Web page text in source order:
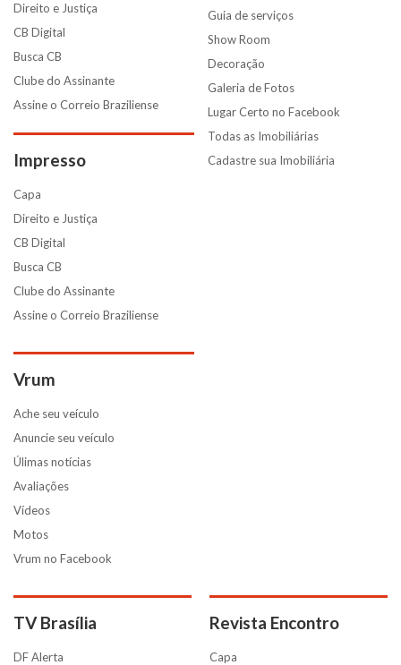
Direito e Justiça
CB Digital
Busca CB
Clube do Assinante
Assine o Correio Braziliense
Impresso
Capa
Direito e Justiça
CB Digital
Busca CB
Clube do Assinante
Assine o Correio Braziliense
Guia de serviços
Show Room
Decoração
Galeria de Fotos
Lugar Certo no Facebook
Todas as Imobiliárias
Cadastre sua Imobiliária
Vrum
Ache seu veículo
Anuncie seu veículo
Úlimas notícias
Avaliações
Vídeos
Motos
Vrum no Facebook
TV Brasília
DF Alerta
Revista Encontro
Capa